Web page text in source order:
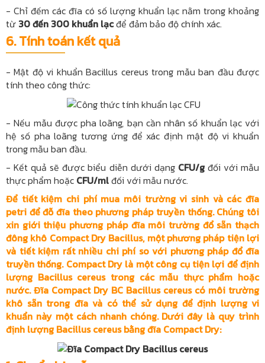
- Chỉ đếm các đĩa có số lượng khuẩn lạc nằm trong khoảng
từ 30 đến 300 khuẩn lạcđể đảm bảo độ chính xác.
6. Tính toán kết quả
- Mật độ vi khuẩn Bacillus cereus trong mẫu ban đầu được
tính theo công thức:
- Nếu mẫu được pha loãng, bạn cần nhân số khuẩn lạc với
hệ số pha loãng tương ứng để xác định mật độ vi khuẩn
trong mẫu ban đầu.
- Kết quả sẽ được biểu diễn dưới dạng CFU/gđối với mẫu
thực phẩm hoặc CFU/mlđối với mẫu nước.
Để tiết kiệm chi phí mua môi trường vi sinh và các đĩa
petri để đỗ đĩa theo phương pháp truyền thống. Chúng tôi
xin giới thiệu phương pháp đĩa môi trường đổ sẵn thạch
đông khô Compact Dry Bacillus, một phương pháp tiện lợi
và tiết kiệm rất nhiều chi phí so với phương pháp đổ đĩa
truyền thống. Compact Dry là một công cụ tiện lợi để định
lượng Bacillus cereus trong các mẫu thực phẩm hoặc
nước. Đĩa Compact Dry BC Bacillus cereus có môi trường
khô sẵn trong đĩa và có thể sử dụng để định lượng vi
khuẩn này một cách nhanh chóng. Dưới đây là quy trình
định lượng Bacillus cereus bằng đĩa Compact Dry: